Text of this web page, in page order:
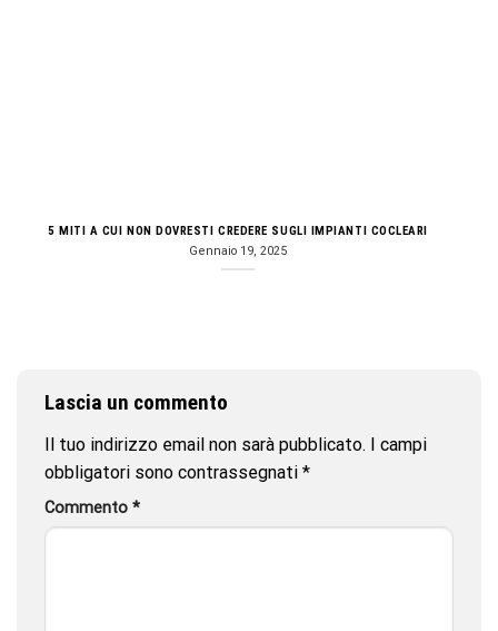
5 MITI A CUI NON DOVRESTI CREDERE SUGLI IMPIANTI COCLEARI
Gennaio 19, 2025
Lascia un commento
Il tuo indirizzo email non sarà pubblicato. I campi
obbligatori sono contrassegnati *
Commento *